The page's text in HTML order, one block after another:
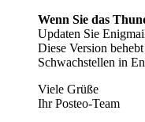
Wenn Sie das
Updaten Sie
Diese Version
Schwachstellen in
Viele Grüße
Ihr Posteo-Team